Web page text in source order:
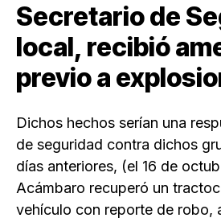
Secretario de
local, recibió
previo a
Dichos hechos serían una
de seguridad contra dichos
días anteriores, (el 16 de
Acámbaro recuperó un
vehículo con reporte de robo,